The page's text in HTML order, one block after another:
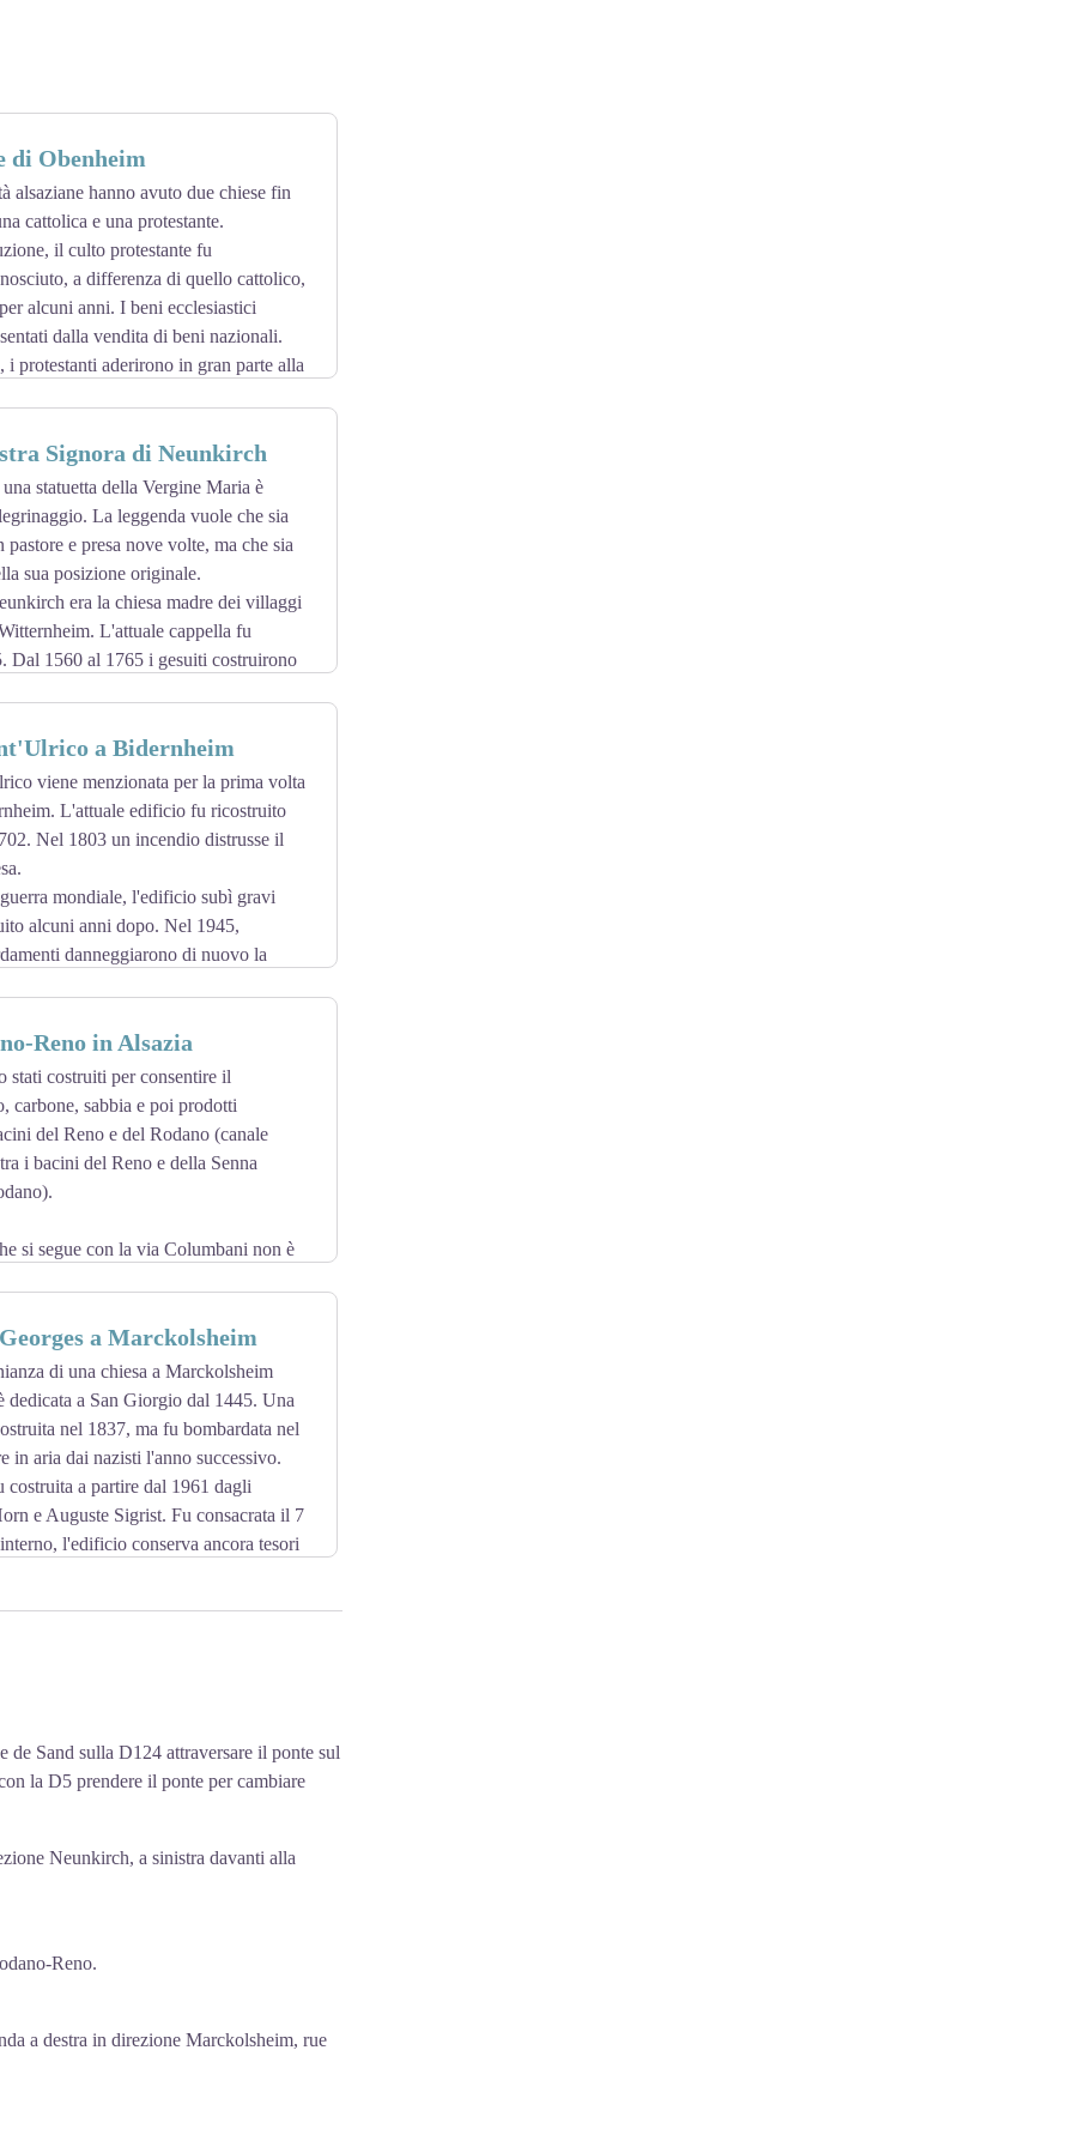
di Obenheim
alsaziane hanno avuto due chiese fin
cattolica e una protestante.
il culto protestante fu
a differenza di quello cattolico,
alcuni anni. I beni ecclesiastici
dalla vendita di beni nazionali.
i protestanti aderirono in gran parte alla
le cui chiese furono anch'esse
ristabilito nel 1795.
Signora di Neunkirch
statuetta della Vergine Maria è
La leggenda vuole che sia
pastore e presa nove volte, ma che sia
sua posizione originale.
era la chiesa madre dei villaggi
L'attuale cappella fu
Dal 1560 al 1765 i gesuiti costruirono
a Bidernheim
viene menzionata per la prima volta
L'attuale edificio fu ricostruito
Nel 1803 un incendio distrusse il
mondiale, l'edificio subì gravi
alcuni anni dopo. Nel 1945,
danneggiarono di nuovo la
Reno in Alsazia
stati costruiti per consentire il
carbone, sabbia e poi prodotti
del Reno e del Rodano (canale
i bacini del Reno e della Senna
si segue con la via Columbani non è
alla navigazione. Naturalmente
un ruolo sempre più importante
patrimonio alsaziano
a Marckolsheim
di una chiesa a Marckolsheim
dedicata a San Giorgio dal 1445. Una
nel 1837, ma fu bombardata nel
in aria dai nazisti l'anno successivo.
costruita a partire dal 1961 dagli
e Auguste Sigrist. Fu consacrata il 7
l'edificio conserva ancora tesori
de Sand sulla D124 attraversare il ponte sul
la D5 prendere il ponte per cambiare
Neunkirch, a sinistra davanti alla
Reno.
a destra in direzione Marckolsheim, rue